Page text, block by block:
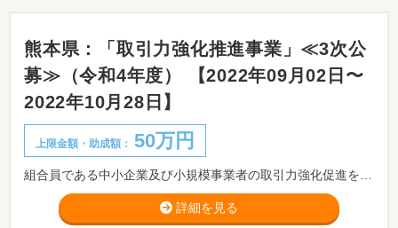
熊本県：「取引力強化推進事業」≪3次公
募≫（令和4年度） 【2022年09月02日〜
2022年10月28日】
上限金額・助成額： 50万円
詳細を見る